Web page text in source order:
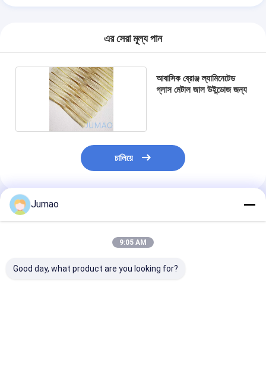
এর সেরা মূল্য পান
আবাসিক ব্রোঞ্জ ল্যামিনেটেড
গ্লাস মেটাল জাল উইন্ডোজ জন্য
চালিয়ে
প্রস্তাবিত পণ্য
Jumao
9:05 AM
Good day, what product are you looking for?